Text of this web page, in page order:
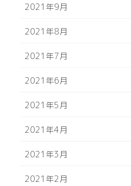
2021年9月
2021年8月
2021年7月
2021年6月
2021年5月
2021年4月
2021年3月
2021年2月